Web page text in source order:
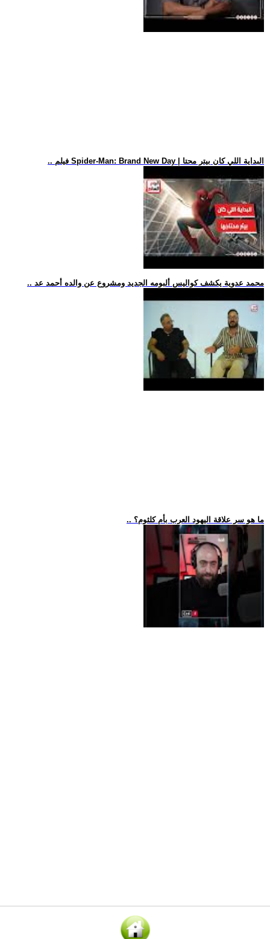
.. فيلم Spider-Man: Brand New Day | البداية اللي كان بيتر محتا
.. محمد عدوية يكشف كواليس ألبومه الجديد ومشروع عن والده أحمد عد
.. ما هو سر علاقة اليهود العرب بأم كلثوم؟